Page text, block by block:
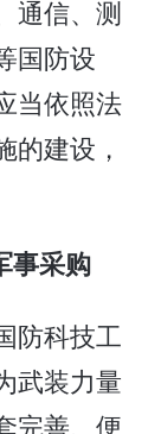
通信、测
国防设
当依照法
的建设，
事采购
防科技工
武装力量
完善、便